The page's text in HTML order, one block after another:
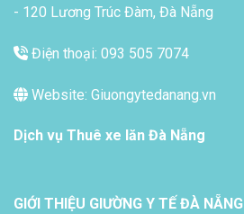
- 120 Lương Trúc Đàm, Đà Nẵng
Điện thoại: 093 505 7074
Website: Giuongytedanang.vn
Dịch vụ Thuê xe lăn Đà Nẵng
GIỚI THIỆU GIƯỜNG Y TẾ ĐÀ NẴNG